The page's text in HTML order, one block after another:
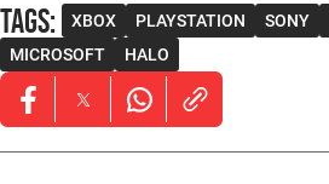
Tags: XBOX PLAYSTATION SONY
MICROSOFT
HALO
Opens in new window
Opens in new window
Opens in new window